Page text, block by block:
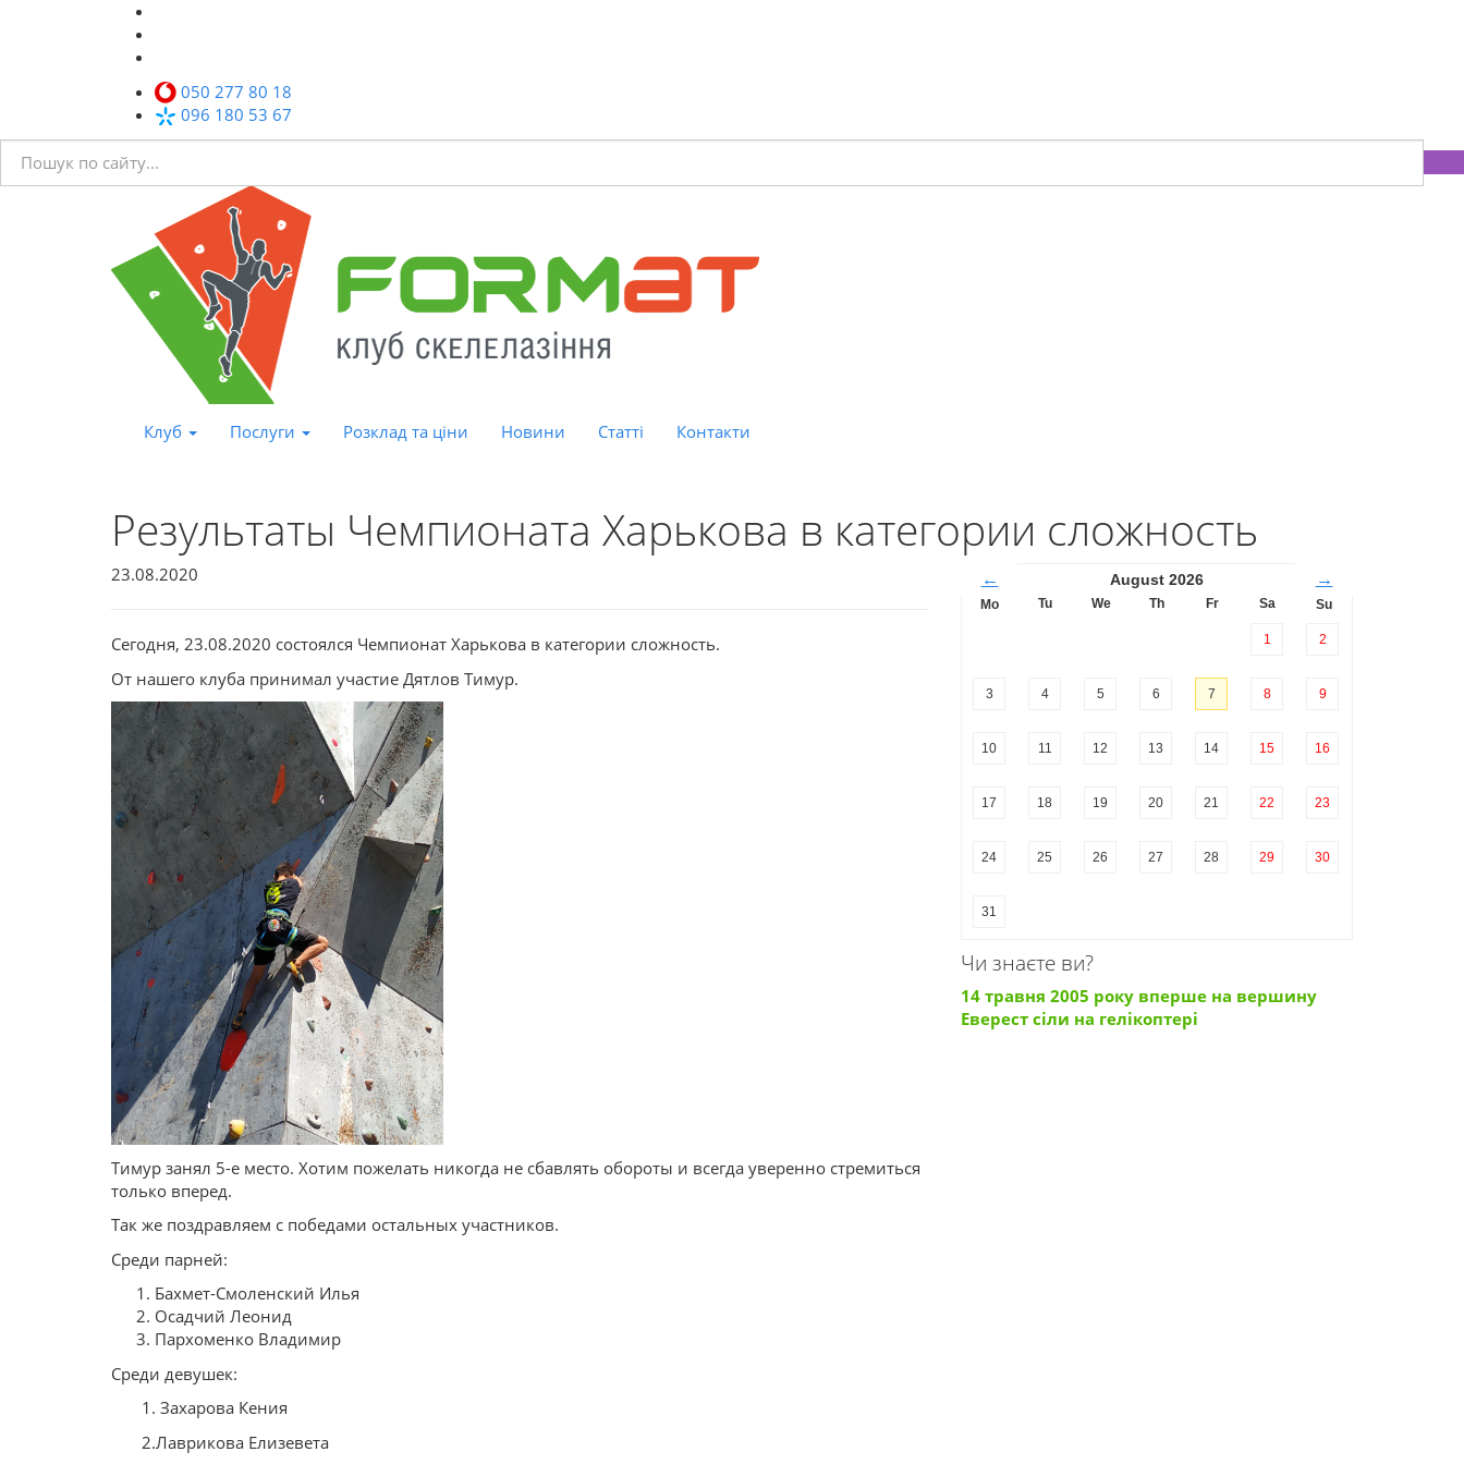
050 277 80 18
096 180 53 67
Клуб Послуги Розклад та ціни Новини Статті Контакти
Результаты Чемпионата Харькова в категории сложность
23.08.2020
Сегодня, 23.08.2020 состоялся Чемпионат Харькова в категории сложность.
От нашего клуба принимал участие Дятлов Тимур.
Тимур занял 5-е место. Хотим пожелать никогда не сбавлять обороты и всегда уверенно стремиться
только вперед.
Так же поздравляем с победами остальных участников.
Среди парней:
Бахмет-Смоленский Илья
Осадчий Леонид
Пархоменко Владимир
Среди девушек:
1. Захарова Кения
2.Лаврикова Елизевета
← August 2026 →
Mo Tu We Th Fr Sa Su
1 2
3 4 5 6 7 8 9
10 11 12 13 14 15 16
17 18 19 20 21 22 23
24 25 26 27 28 29 30
31
Чи знаєте ви?
14 травня 2005 року вперше на вершину
Еверест сіли на гелікоптері